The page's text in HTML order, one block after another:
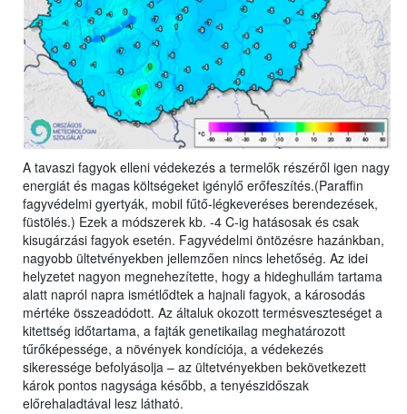
A tavaszi fagyok elleni védekezés a termelők részéről igen nagy
energiát és magas költségeket igénylő erőfeszítés.(Paraffin
fagyvédelmi gyertyák, mobil fűtő-légkeveréses berendezések,
füstölés.) Ezek a módszerek kb. -4 C-ig hatásosak és csak
kisugárzási fagyok esetén. Fagyvédelmi öntözésre hazánkban,
nagyobb ültetvényekben jellemzően nincs lehetőség. Az idei
helyzetet nagyon megnehezítette, hogy a hideghullám tartama
alatt napról napra ismétlődtek a hajnali fagyok, a károsodás
mértéke összeadódott. Az általuk okozott termésveszteséget a
kitettség időtartama, a fajták genetikailag meghatározott
tűrőképessége, a növények kondíciója, a védekezés
sikeressége befolyásolja – az ültetvényekben bekövetkezett
károk pontos nagysága később, a tenyészidőszak
előrehaladtával lesz látható.